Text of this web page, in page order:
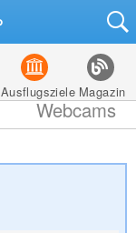
Ausflugsziele Magazin
Webcams